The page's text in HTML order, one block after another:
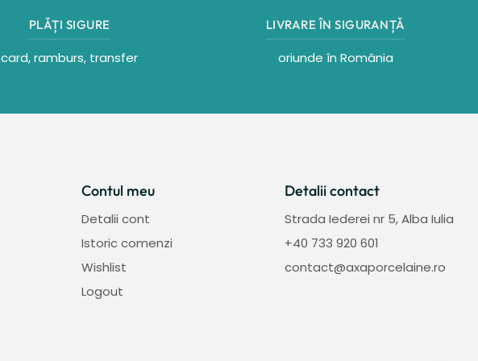
PLǍȚI SIGURE
card, ramburs, transfer
LIVRARE ÎN SIGURANȚǍ
oriunde în România
Contul meu
Detalii cont
Istoric comenzi
Wishlist
Logout
Detalii contact
Strada Iederei nr 5, Alba Iulia
+40 733 920 601
contact@axaporcelaine.ro